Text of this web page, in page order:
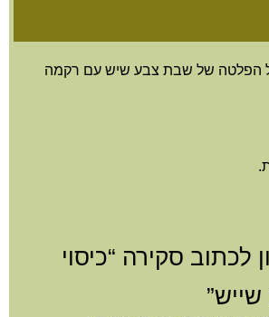
הפלטה של שבת צבע שיש עם רקמה
לכתוב סקירה “כיסוי